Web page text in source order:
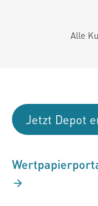
Alle
Jetzt Depot